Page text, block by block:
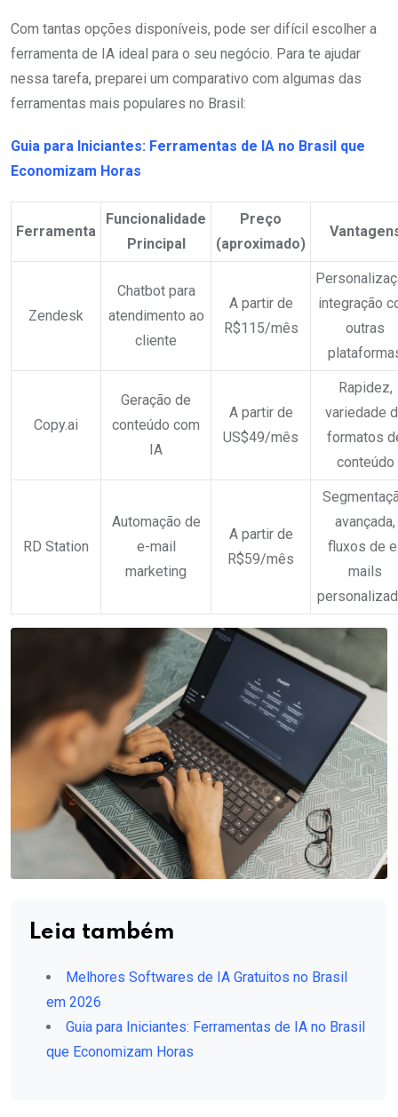
Com tantas opções disponíveis, pode ser difícil escolher a
ferramenta de IA ideal para o seu negócio. Para te ajudar
nessa tarefa, preparei um comparativo com algumas das
ferramentas mais populares no Brasil:
Guia para Iniciantes: Ferramentas de IA no Brasil que
Economizam Horas
Ferramenta
Funcionalidade
Principal
Preço
(aproximado)
Zendesk
Chatbot para
atendimento ao
cliente
A partir de
R$115/mês
integração
outras
Copy.ai
Geração de
conteúdo com
IA
A partir de
US$49/mês
Rapidez,
variedade
formatos
conteúdo
RD Station
Automação de
e-mail
marketing
A partir de
R$59/mês
avançada,
fluxos de
mails
Leia também
Melhores Softwares de IA Gratuitos no Brasil
em 2026
Guia para Iniciantes: Ferramentas de IA no Brasil
que Economizam Horas